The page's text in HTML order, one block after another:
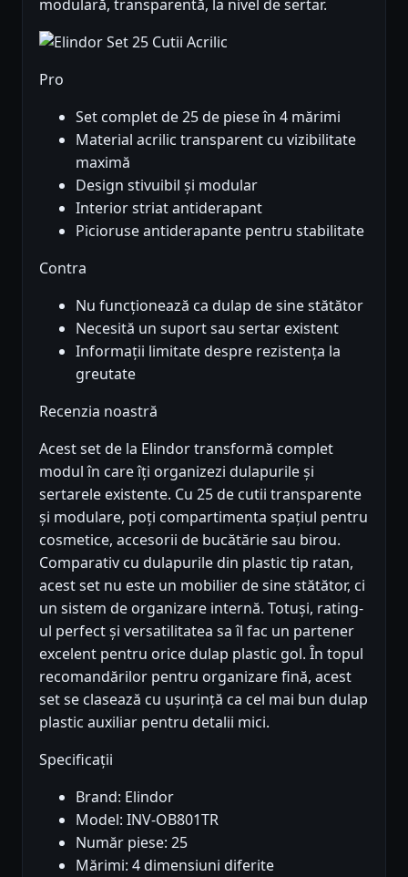
modulară, transparentă, la nivel de sertar.
Pro
Set complet de 25 de piese în 4 mărimi
Material acrilic transparent cu vizibilitate
maximă
Design stivuibil și modular
Interior striat antiderapant
Picioruse antiderapante pentru stabilitate
Contra
Nu funcționează ca dulap de sine stătător
Necesită un suport sau sertar existent
Informații limitate despre rezistența la
greutate
Recenzia noastră
Acest set de la Elindor transformă complet
modul în care îți organizezi dulapurile și
sertarele existente. Cu 25 de cutii transparente
și modulare, poți compartimenta spațiul pentru
cosmetice, accesorii de bucătărie sau birou.
Comparativ cu dulapurile din plastic tip ratan,
acest set nu este un mobilier de sine stătător, ci
un sistem de organizare internă. Totuși, rating-
ul perfect și versatilitatea sa îl fac un partener
excelent pentru orice dulap plastic gol. În topul
recomandărilor pentru organizare fină, acest
set se clasează cu ușurință ca cel mai bun dulap
plastic auxiliar pentru detalii mici.
Specificații
Brand: Elindor
Model: INV-OB801TR
Număr piese: 25
Mărimi: 4 dimensiuni diferite